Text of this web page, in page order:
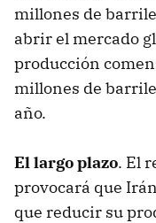
millones de
abrir el mercado
producción
millones de
año.
El largo plazo. El
provocará que
que reducir su